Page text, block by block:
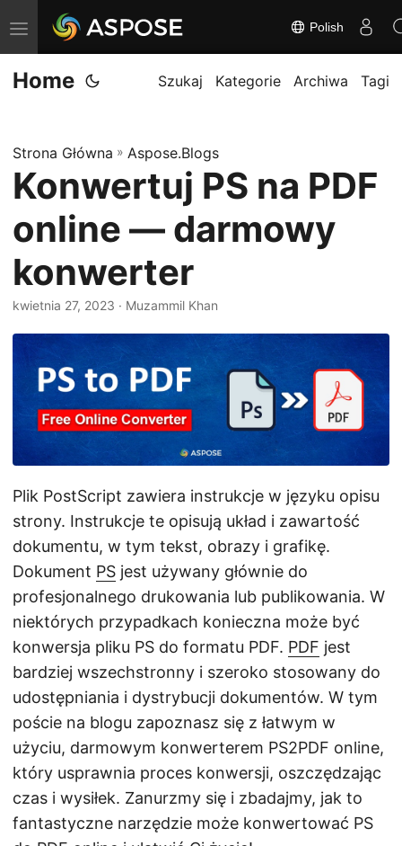
P
r
z
ą
c
n
a
w
i
g
Polish
Home Szukaj Kategorie Archiwa Tagi
Strona Główna » Aspose.Blogs
Konwertuj PS na PDF
online — darmowy
konwerter
kwietnia 27, 2023 · Muzammil Khan
Plik PostScript zawiera instrukcje w języku opisu
strony. Instrukcje te opisują układ i zawartość
dokumentu, w tym tekst, obrazy i grafikę.
Dokument PS jest używany głównie do
profesjonalnego drukowania lub publikowania. W
niektórych przypadkach konieczna może być
konwersja pliku PS do formatu PDF. PDF jest
bardziej wszechstronny i szeroko stosowany do
udostępniania i dystrybucji dokumentów. W tym
poście na blogu zapoznasz się z łatwym w
użyciu, darmowym konwerterem PS2PDF online,
który usprawnia proces konwersji, oszczędzając
czas i wysiłek. Zanurzmy się i zbadajmy, jak to
fantastyczne narzędzie może konwertować PS